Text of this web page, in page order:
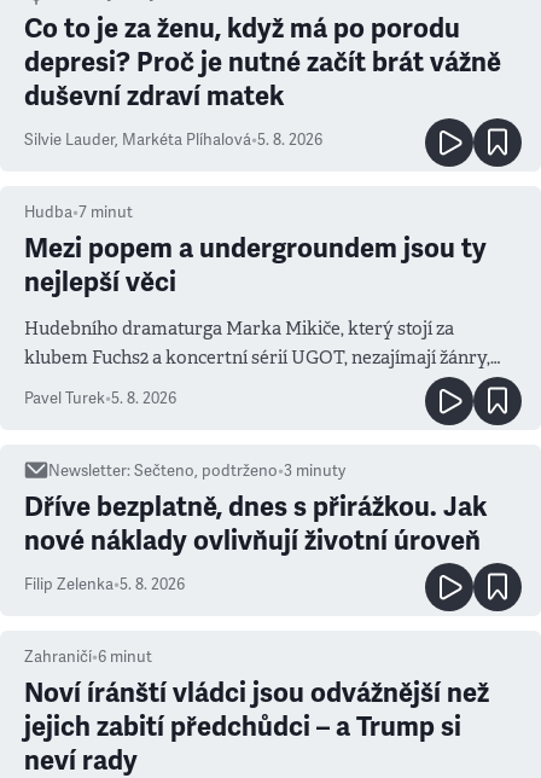
Co to je za ženu, když má po porodu
depresi? Proč je nutné začít brát vážně
duševní zdraví matek
Silvie Lauder, Markéta Plíhalová•5. 8. 2026
Hudba•7 minut
Mezi popem a undergroundem jsou ty
nejlepší věci
Hudebního dramaturga Marka Mikiče, který stojí za
klubem Fuchs2 a koncertní sérií UGOT, nezajímají žánry,
ale atmosféra
Pavel Turek•5. 8. 2026
Newsletter:Sečteno, podtrženo•3 minuty
Dříve bezplatně, dnes s přirážkou. Jak
nové náklady ovlivňují životní úroveň
Filip Zelenka•5. 8. 2026
Zahraničí•6 minut
Noví íránští vládci jsou odvážnější než
jejich zabití předchůdci – a Trump si
neví rady